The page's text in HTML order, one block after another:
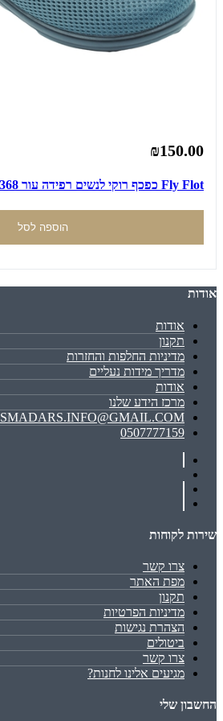
₪150.00
Fly Flot כפכף רוקי לנשים רפידה עור 4368
הוספה לסל
אודות
אודות
תקנון
מדיניות החלפות והחזרות
מדריך מידות נעליים
אודות
מרכז הידע שלנו
SMADARS.INFO@GMAIL.COM
0507777159
שירות לקוחות
צרו קשר
מפת האתר
תקנון
מדיניות הפרטיות
הצהרת נגישות
ביטולים
צרו קשר
מגיעים אלינו לחנות?
החשבון שלי